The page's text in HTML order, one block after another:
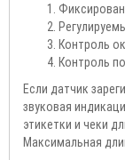
Контроль
Контроль
Если датчик
звуковая
этикетки и чеки
Максимальная